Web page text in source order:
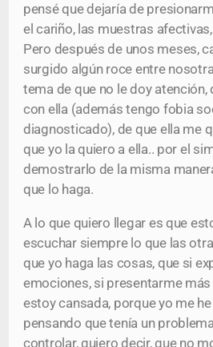
pensé que dejaría de
el cariño, las muestras
Pero después de unos meses,
surgido algún roce entre
tema de que no le doy atención,
con ella (además tengo fobia
diagnosticado), de que ella me
que yo la quiero a ella.. por el
demostrarlo de la misma
que lo haga.
A lo que quiero llegar es que
escuchar siempre lo que las
que yo haga las cosas, que si
emociones, si presentarme
estoy cansada, porque yo me
pensando que tenía un
controlar, quiero decir, que no